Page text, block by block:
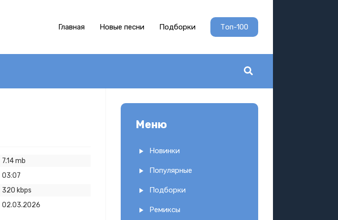
Главная Новые песни Подборки Топ-100
7.14 mb
03:07
320 kbps
02.03.2026
Меню
Новинки
Популярные
Подборки
Ремиксы